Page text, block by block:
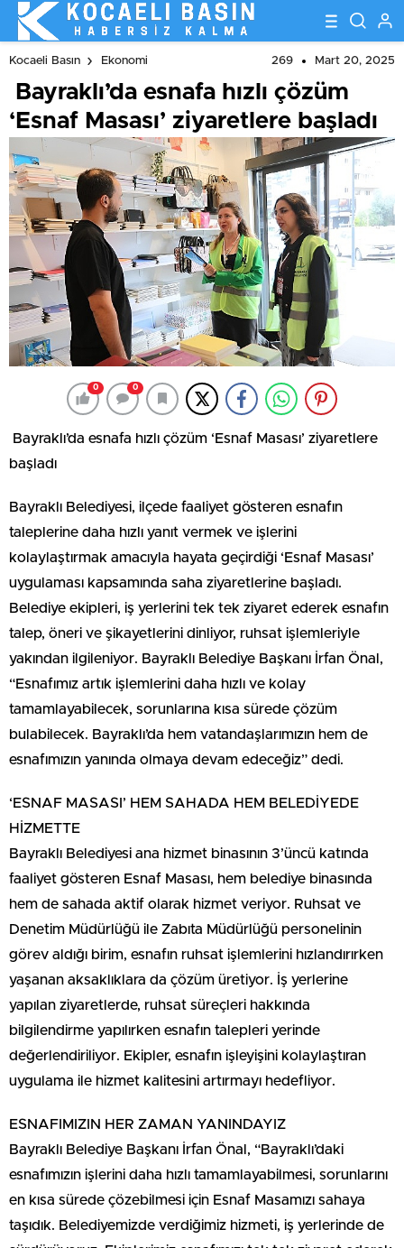
Kocaeli Basın Ekonomi 269 Mart 20, 2025
Bayraklı’da esnafa hızlı çözüm
‘Esnaf Masası’ ziyaretlere başladı
0 0
Bayraklı’da esnafa hızlı çözüm ‘Esnaf Masası’ ziyaretlere
başladı
Bayraklı Belediyesi, ilçede faaliyet gösteren esnafın
taleplerine daha hızlı yanıt vermek ve işlerini
kolaylaştırmak amacıyla hayata geçirdiği ‘Esnaf Masası’
uygulaması kapsamında saha ziyaretlerine başladı.
Belediye ekipleri, iş yerlerini tek tek ziyaret ederek esnafın
talep, öneri ve şikayetlerini dinliyor, ruhsat işlemleriyle
yakından ilgileniyor. Bayraklı Belediye Başkanı İrfan Önal,
“Esnafımız artık işlemlerini daha hızlı ve kolay
tamamlayabilecek, sorunlarına kısa sürede çözüm
bulabilecek. Bayraklı’da hem vatandaşlarımızın hem de
esnafımızın yanında olmaya devam edeceğiz” dedi.
‘ESNAF MASASI’ HEM SAHADA HEM BELEDİYEDE
HİZMETTE
Bayraklı Belediyesi ana hizmet binasının 3’üncü katında
faaliyet gösteren Esnaf Masası, hem belediye binasında
hem de sahada aktif olarak hizmet veriyor. Ruhsat ve
Denetim Müdürlüğü ile Zabıta Müdürlüğü personelinin
görev aldığı birim, esnafın ruhsat işlemlerini hızlandırırken
yaşanan aksaklıklara da çözüm üretiyor. İş yerlerine
yapılan ziyaretlerde, ruhsat süreçleri hakkında
bilgilendirme yapılırken esnafın talepleri yerinde
değerlendiriliyor. Ekipler, esnafın işleyişini kolaylaştıran
uygulama ile hizmet kalitesini artırmayı hedefliyor.
ESNAFIMIZIN HER ZAMAN YANINDAYIZ
Bayraklı Belediye Başkanı İrfan Önal, “Bayraklı’daki
esnafımızın işlerini daha hızlı tamamlayabilmesi, sorunlarını
en kısa sürede çözebilmesi için Esnaf Masamızı sahaya
taşıdık. Belediyemizde verdiğimiz hizmeti, iş yerlerinde de